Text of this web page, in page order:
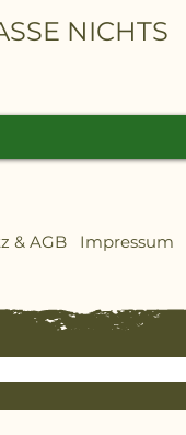
den
Anzahl
einen
anpasst
NICHTS
& AGB Impressum